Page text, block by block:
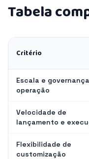
Tabela
Critério
Escala e
operação
Velocidade de
lançamento e
Flexibilidade de
customização